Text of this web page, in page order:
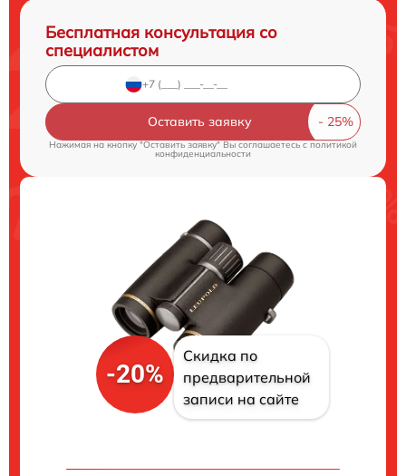
Бесплатная консультация со
специалистом
Оставить заявку
Нажимая на кнопку "Оставить заявку" Вы соглашаетесь cполитикой
конфиденциальности
-20%
Скидка по
предварительной
записи на сайте